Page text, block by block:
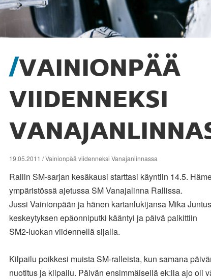
VAINIONPÄÄ
VIIDENNEKSI
19.05.2011 / Vainionpää viidenneksi Vanajanlinnassa
Rallin SM-sarjan kesäkausi starttasi käyntiin 14.5.
ympäristössä ajetussa SM Vanajalinna Rallissa.
Jussi Vainionpään ja hänen kartanlukijansa Mika
keskeytyksen epäonniputki kääntyi ja päivä palkittiin
SM2-luokan viidennellä sijalla.
Kilpailu poikkesi muista SM-ralleista, kun samana
nuotitus ja kilpailu. Päivän ensimmäisellä ek:lla ajo oli